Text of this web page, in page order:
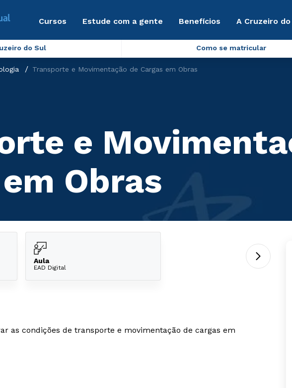
Cursos Estude com a gente Benefícios A Cruzeiro
do Sul Como se matricular
Transporte e Movimentação de Cargas em Obras
e
Obras
Aula
EAD Digital
as condições de transporte e movimentação de cargas em